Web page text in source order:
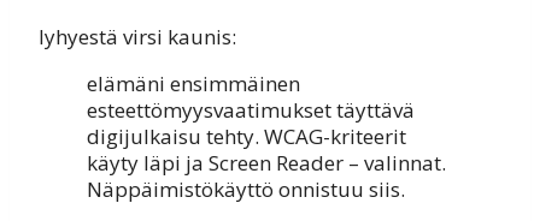
lyhyestä virsi kaunis:
elämäni ensimmäinen
esteettömyysvaatimukset täyttävä
digijulkaisu tehty. WCAG-kriteerit
käyty läpi ja Screen Reader – valinnat.
Näppäimistökäyttö onnistuu siis.